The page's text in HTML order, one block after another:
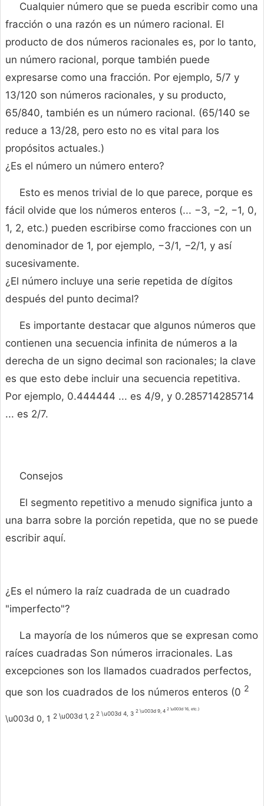
Cualquier número que se pueda escribir como una
fracción o una razón es un número racional. El
producto de dos números racionales es, por lo tanto,
un número racional, porque también puede
expresarse como una fracción. Por ejemplo, 5/7 y
13/120 son números racionales, y su producto,
65/840, también es un número racional. (65/140 se
reduce a 13/28, pero esto no es vital para los
propósitos actuales.)
¿Es el número un número entero?
Esto es menos trivial de lo que parece, porque es
fácil olvide que los números enteros (... −3, −2, −1, 0,
1, 2, etc.) pueden escribirse como fracciones con un
denominador de 1, por ejemplo, −3/1, −2/1, y así
sucesivamente.
¿El número incluye una serie repetida de dígitos
después del punto decimal?
Es importante destacar que algunos números que
contienen una secuencia infinita de números a la
derecha de un signo decimal son racionales; la clave
es que esto debe incluir una secuencia repetitiva.
Por ejemplo, 0.444444 ... es 4/9, y 0.285714285714
... es 2/7.
Consejos
El segmento repetitivo a menudo significa junto a
una barra sobre la porción repetida, que no se puede
escribir aquí.
¿Es el número la raíz cuadrada de un cuadrado
"imperfecto"?
La mayoría de los números que se expresan como
raíces cuadradas Son números irracionales. Las
excepciones son los llamados cuadrados perfectos,
que son los cuadrados de los números enteros (0 2
\u003d 0, 1 2 \u003d 1, 2 2 \u003d 4, 3 2 \u003d 9, 4 2 \u003d 16, etc.)